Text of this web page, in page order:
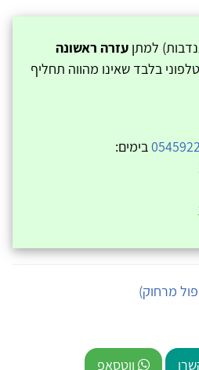
למתן עזרה ראשונה
בלבד שאינו מהווה תחליף
בימים:
מרחוק)
ווטסאפ